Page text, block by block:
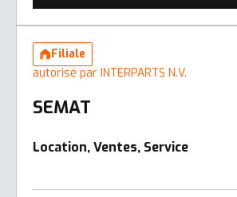
Filiale
autorisé par INTERPARTS N.V.
SEMAT
Location, Ventes, Service